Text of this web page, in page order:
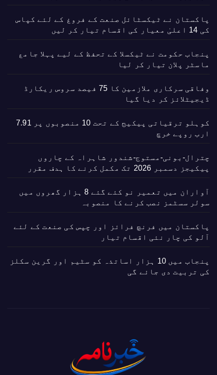
پاکستان نے ٹیکسٹائل صنعت کے فروغ کے لئے کپاس
کی 14 اعلیٰ معیار کی اقسام تیار کر لیں
پنجاب حکومت نے ٹیکسلا کے تحفظ کے لیے پہلا جامع
ماسٹر پلان تیار کر لیا
وفاقی سرکاری ملازمین کا 75 فیصد سروس ریکارڈ
ڈیجیٹلائز کر دیا گیا
کوہلو ترقیاتی پیکیج کے تحت 10 منصوبوں پر 7.91
ارب روپے خرچ
چترال-بونی-مستوج-شندور شاہراہ کے چاروں
پیکیجز دسمبر 2026 تک مکمل کرنے کا ہدف مقرر
آواران میں تعمیر نو کئے گئے 8 ہزار گھروں میں
سولر سسٹمز نصب کرنے کا منصوبہ
پاکستان میں فرنچ فرائز اور چپس کی صنعت کے لئے
آلو کی چار نئی اقسام تیار
پنجاب میں 10 ہزار اساتذہ کو سٹیم اور گرین سکلز
کی تربیت دی جائے گی